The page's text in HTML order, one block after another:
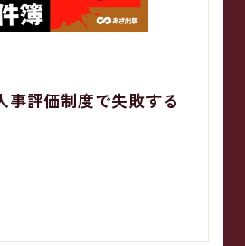
事評価制度で失敗する